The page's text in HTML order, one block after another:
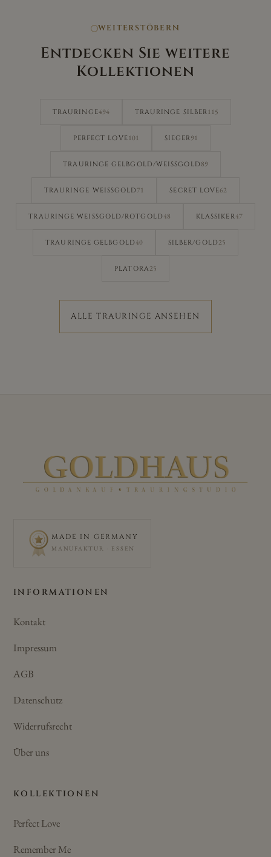
WEITERSTÖBERN
Entdecken Sie weitere
Kollektionen
TRAURINGE494 TRAURINGE SILBER 115
PERFECT LOVE 101 SIEGER91
TRAURINGE GELBGOLD/WEISSGOLD 89
TRAURINGE WEISSGOLD 71 SECRET LOVE62
TRAURINGE WEISSGOLD/ROTGOLD 48 KLASSIKER47
TRAURINGE GELBGOLD40 SILBER/GOLD 25
PLATORA25
ALLE TRAURINGE ANSEHEN
MADE IN GERMANY
MANUFAKTUR · ESSEN
INFORMATIONEN
Kontakt
Impressum
AGB
Datenschutz
Widerrufsrecht
Über uns
KOLLEKTIONEN
Perfect Love
Remember Me